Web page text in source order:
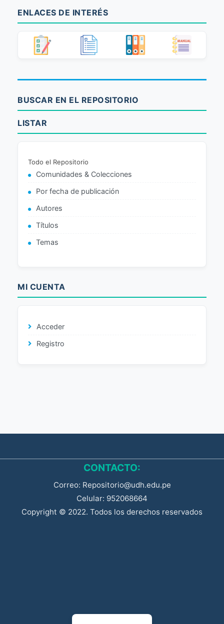
ENLACES DE INTERÉS
BUSCAR EN EL REPOSITORIO
LISTAR
Todo el Repositorio
Comunidades & Colecciones
Por fecha de publicación
Autores
Títulos
Temas
MI CUENTA
Acceder
Registro
CONTACTO:
Correo: Repositorio@udh.edu.pe
Celular: 952068664
Copyright © 2022. Todos los derechos reservados